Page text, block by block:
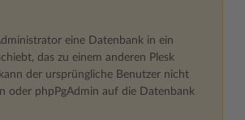
eine Datenbank in ein
das zu einem anderen Plesk
der ursprüngliche Benutzer nicht
oder phpPgAdmin auf die Datenbank